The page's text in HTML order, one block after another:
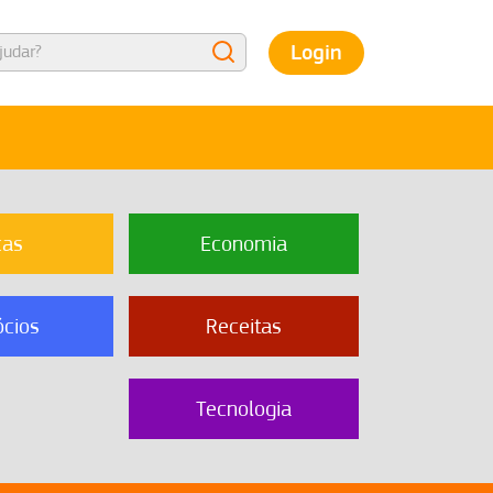
Login
Economia
Receitas
Tecnologia